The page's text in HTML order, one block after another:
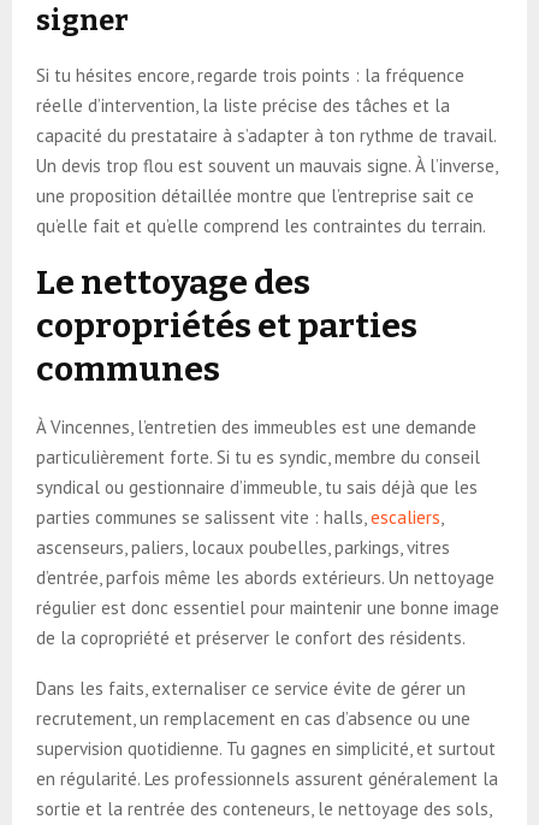
signer
Si tu hésites encore, regarde trois points : la fréquence
réelle d’intervention, la liste précise des tâches et la
capacité du prestataire à s’adapter à ton rythme de travail.
Un devis trop flou est souvent un mauvais signe. À l’inverse,
une proposition détaillée montre que l’entreprise sait ce
qu’elle fait et qu’elle comprend les contraintes du terrain.
Le nettoyage des
copropriétés et parties
communes
À Vincennes, l’entretien des immeubles est une demande
particulièrement forte. Si tu es syndic, membre du conseil
syndical ou gestionnaire d’immeuble, tu sais déjà que les
parties communes se salissent vite : halls, escaliers
ascenseurs, paliers, locaux poubelles, parkings, vitres
d’entrée, parfois même les abords extérieurs. Un nettoyage
régulier est donc essentiel pour maintenir une bonne image
de la copropriété et préserver le confort des résidents.
Dans les faits, externaliser ce service évite de gérer un
recrutement, un remplacement en cas d’absence ou une
supervision quotidienne. Tu gagnes en simplicité, et surtout
en régularité. Les professionnels assurent généralement la
sortie et la rentrée des conteneurs, le nettoyage des sols,